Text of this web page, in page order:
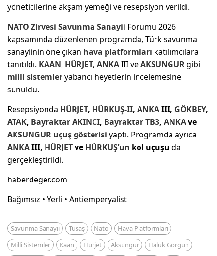
yöneticilerine akşam yemeği ve resepsiyon verildi.
NATO Zirvesi Savunma Sanayii Forumu 2026
kapsamında düzenlenen programda, Türk savunma
sanayiinin öne çıkan hava platformları katılımcılara
tanıtıldı. KAAN, HÜRJET, ANKAIII veAKSUNGURgibi
milli sistemleryabancı heyetlerin incelemesine
sunuldu.
Resepsiyonda HÜRJET, HÜRKUŞ-II, ANKAIII, GÖKBEY,
ATAK, Bayraktar AKINCI, Bayraktar TB3, ANKAve
AKSUNGUR uçuş gösterisi yaptı. Programda ayrıca
ANKAIII, HÜRJETve HÜRKUŞ’un kol uçuşu da
gerçekleştirildi.
haberdeger.com
Bağımsız • Yerli • Antiemperyalist
Savunma Sanayii Tusaş Nato
Hava Platformları
Milli Sistemler
Kaan Hürjet Aksungur
Haluk Görgün